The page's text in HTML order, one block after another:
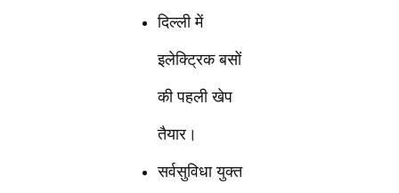
दिल्ली में
इलेक्ट्रिक बसों
की पहली खेप
तैयार।
सर्वसुविधा युक्त